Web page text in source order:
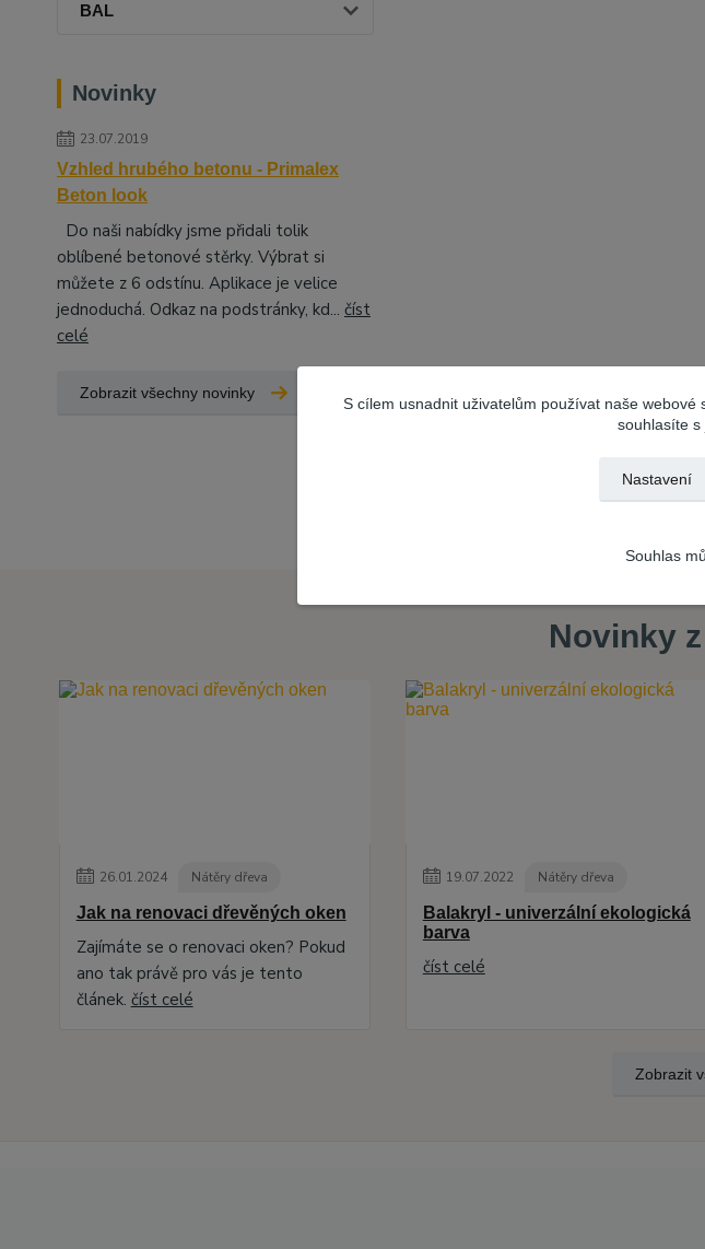
BAL
Novinky
23.07.2019
Vzhled hrubého betonu - Primalex
Beton look
Do naši nabídky jsme přidali tolik
oblíbené betonové stěrky. Výbrat si
můžete z 6 odstínu. Aplikace je velice
jednoduchá. Odkaz na podstránky, kd... číst
celé
Zobrazit všechny novinky
Novinky
26.01.2024 Nátěry dřeva
Jak na renovaci dřevěných oken
Zajímáte se o renovaci oken? Pokud
ano tak právě pro vás je tento
článek. číst celé
19.07.2022 Nátěry dřeva
Balakryl - univerzální ekologická
barva
číst celé
Zobrazit
S cílem usnadnit uživatelům používat naše
souhlasíte s
Nastavení
Souhlas